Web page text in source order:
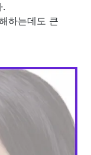
.
하는데도 큰